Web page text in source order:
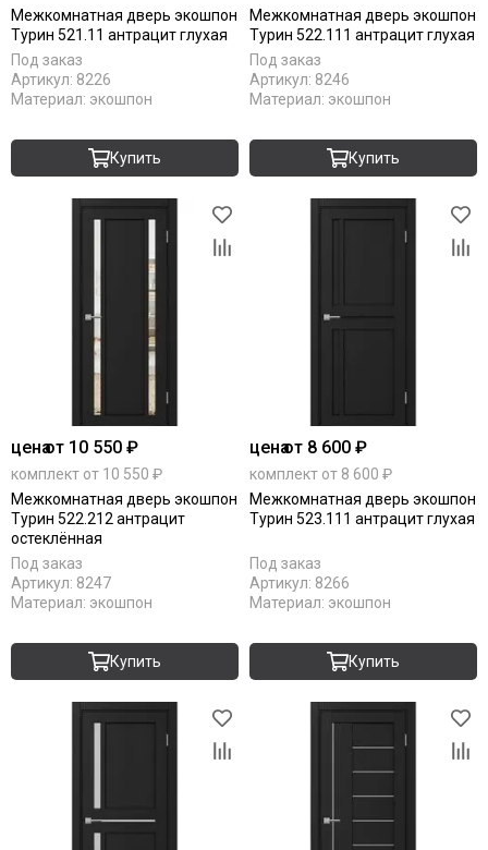
Межкомнатная дверь экошпон
Турин 521.11 антрацит глухая
Под заказ
Артикул: 8226
Материал: экошпон
Купить
Межкомнатная дверь экошпон
Турин 522.111 антрацит глухая
Под заказ
Артикул: 8246
Материал: экошпон
Купить
ценаот 10 550 ₽
комплект от 10 550 ₽
Межкомнатная дверь экошпон
Турин 522.212 антрацит
остеклённая
Под заказ
Артикул: 8247
Материал: экошпон
Купить
ценаот 8 600 ₽
комплект от 8 600 ₽
Межкомнатная дверь экошпон
Турин 523.111 антрацит глухая
Под заказ
Артикул: 8266
Материал: экошпон
Купить